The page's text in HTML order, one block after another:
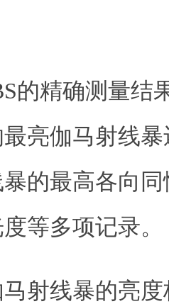
精确测量结
亮伽马射线
的最高各向
等多项记录。
线暴的亮度